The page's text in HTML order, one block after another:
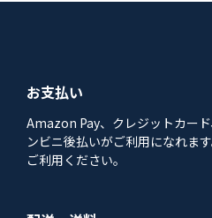
お支払い
Amazon Pay、クレジットカー
ンビニ後払いがご利用になれま
ご利用ください。